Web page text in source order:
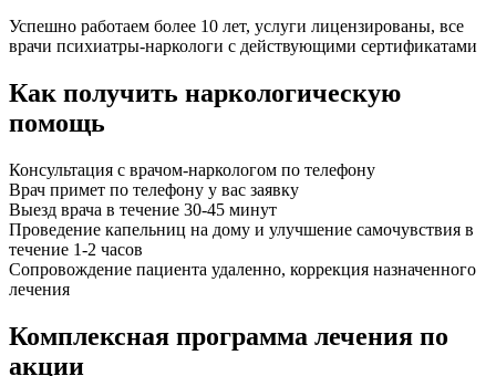
Успешно работаем более 10 лет, услуги лицензированы, все
врачи психиатры-наркологи с действующими сертификатами
Как получить наркологическую
помощь
Консультация с врачом-наркологом по телефону
Врач примет по телефону у вас заявку
Выезд врача в течение 30-45 минут
Проведение капельниц на дому и улучшение самочувствия в
течение 1-2 часов
Сопровождение пациента удаленно, коррекция назначенного
лечения
Комплексная программа лечения по
акции